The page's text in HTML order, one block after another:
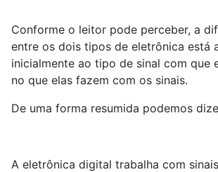
Conforme o leitor pode perceber, a
entre os dois tipos de eletrônica está
inicialmente ao tipo de sinal com que
no que elas fazem com os sinais.
De uma forma resumida podemos
A eletrônica digital trabalha com